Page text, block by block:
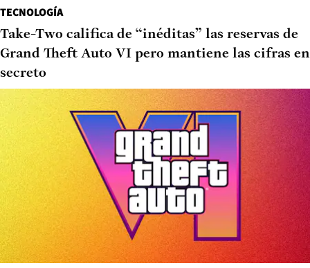
TECNOLOGÍA
Take-Two califica de “inéditas” las reservas de
Grand Theft Auto VI pero mantiene las cifras en
secreto